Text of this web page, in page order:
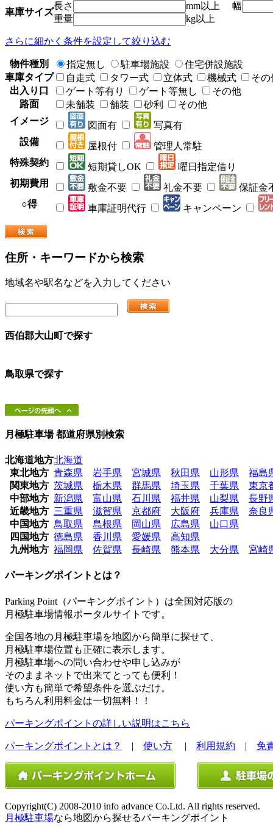
車庫サイズ
長さ mm以上 幅
重量
kg以上
さらに細かく条件を設定して絞り込む
物件種別 指定無し 駐車場施設
住宅併設施設
車庫タイプ
自走式 タワー式 立体式 機械式
その
出入り口
ゲート等有り ゲート等無し
その他
路面
未舗装 舗装 砂利
その他
イメージ
図面有
写真有
設備
屋根付
管理人常駐
特殊契約
短期貸しOK
曜日指定借り
初期費用
敷金不要 礼金不要 保証金
○得
車庫証明代行 キャンペーン
住所・キーワードから検索
地域名や駅名などを入力してください
西伯郡大山町で探す
鳥取県で探す
月極駐車場 都道府県別検索
北海道地方北海道
東北地方 青森県 岩手県 宮城県 秋田県 山形県
福島
関東地方 茨城県 栃木県 群馬県 埼玉県 千葉県 東京
中部地方 新潟県 富山県 石川県 福井県 山梨県 長野
近畿地方 三重県 滋賀県 京都府 大阪府 兵庫県 奈良
中国地方 鳥取県 島根県 岡山県 広島県
山口県
四国地方 徳島県 香川県 愛媛県
高知県
九州地方 福岡県 佐賀県 長崎県 熊本県 大分県 宮崎
パーキングポイントとは？
Parking Point（パーキングポイント）は全国対応版の
月極駐車場情報ポータルサイトです。
全国各地の月極駐車場を地図から簡単に探せて、
月極駐車場位置も正確に表示します。
月極駐車場への問い合わせや申し込みが
そのままネットで出来てとっても便利！
使い方も簡単で希望条件を選ぶだけ。
もちろん利用料金は一切無料！！
パーキングポイントの詳しい説明はこちら
パーキングポイントとは？ | 使い方 | 利用規約 | 免
Copyright(C) 2008-2010 info advance Co.Ltd. All rights reserved.
月極駐車場なら地図から探せるパーキングポイント